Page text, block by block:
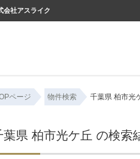
会社アスライク
ページ 物件検索 千葉県 柏市光
葉県 柏市光ケ丘 の検索